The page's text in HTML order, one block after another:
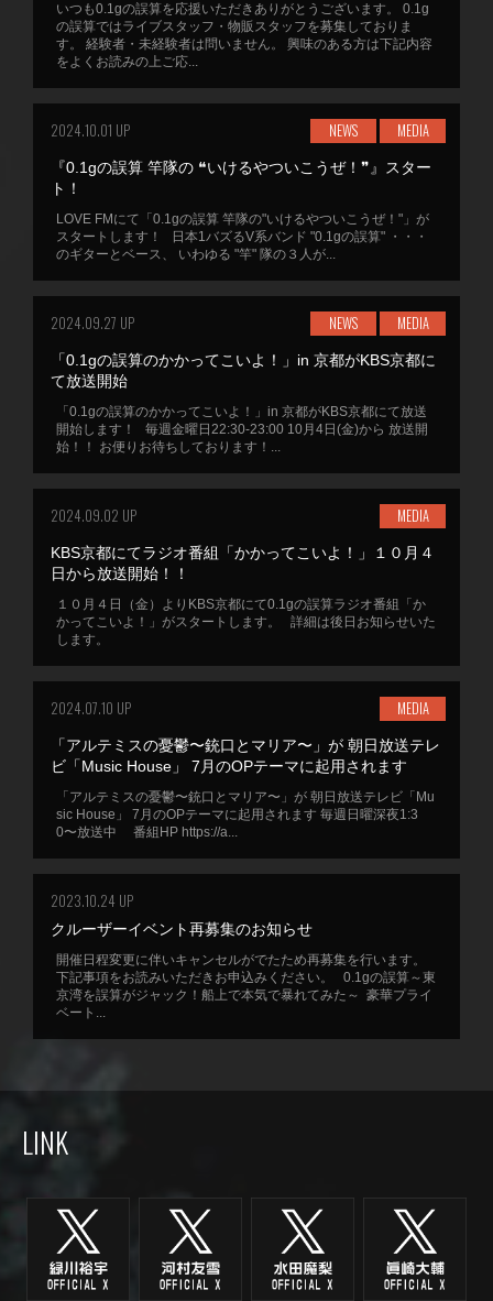
いつも0.1gの誤算を応援いただきありがとうございます。 0.1g
の誤算ではライブスタッフ・物販スタッフを募集しておりま
す。 経験者・未経験者は問いません。 興味のある方は下記内容
をよくお読みの上ご応...
2024.10.01 UP NEWS MEDIA
『0.1gの誤算 竿隊の ❝いけるやついこうぜ！❞』スター
ト！
LOVE FMにて「0.1gの誤算 竿隊の"いけるやついこうぜ！"」が
スタートします！ 日本1バズるV系バンド "0.1gの誤算" ・・・
のギターとベース、 いわゆる "竿" 隊の３人が...
2024.09.27 UP NEWS MEDIA
「0.1gの誤算のかかってこいよ！」in 京都がKBS京都に
て放送開始
「0.1gの誤算のかかってこいよ！」in 京都がKBS京都にて放送
開始します！ 毎週金曜日22:30-23:00 10月4日(金)から 放送開
始！！ お便りお待ちしております！...
2024.09.02 UP MEDIA
KBS京都にてラジオ番組「かかってこいよ！」１０月４
日から放送開始！！
１０月４日（金）よりKBS京都にて0.1gの誤算ラジオ番組「か
かってこいよ！」がスタートします。 詳細は後日お知らせいた
します。
2024.07.10 UP MEDIA
「アルテミスの憂鬱〜銃口とマリア〜」が 朝日放送テレ
ビ「Music House」 7月のOPテーマに起用されます
「アルテミスの憂鬱〜銃口とマリア〜」が 朝日放送テレビ「Mu
sic House」 7月のOPテーマに起用されます 毎週日曜深夜1:3
0〜放送中 番組HP https://a...
2023.10.24 UP
クルーザーイベント再募集のお知らせ
開催日程変更に伴いキャンセルがでたため再募集を行います。
下記事項をお読みいただきお申込みください。 0.1gの誤算～東
京湾を誤算がジャック！船上で本気で暴れてみた～ 豪華プライ
ベート...
LINK